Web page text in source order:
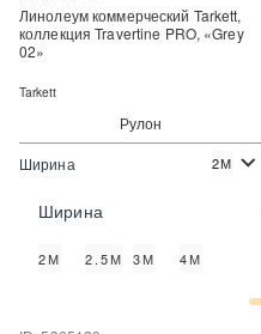
Рулон
Цена:
Линолеум коммерческий Tarkett,
коллекция Travertine PRO, «Grey
02»
Tarkett
Ширина 2М
Ширина
2М 2.5М 3М 4М